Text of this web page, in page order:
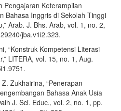
Pengajaran Keterampilan
Bahasa Inggris di Sekolah Tinggi
Arab. J. Bhs. Arab, vol. 1, no. 2,
jba.v1i2.323.
“Konstruk Kompetensi Literasi
LITERA, vol. 15, no. 1, Aug.
Zukhairina, “Penerapan
Bahasa Anak Usia
J. Sci. Educ., vol. 2, no. 1, pp.